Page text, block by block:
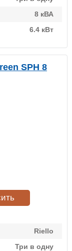
8 кВА
6.4 кВт
SPH 8
Riello
Три в одну